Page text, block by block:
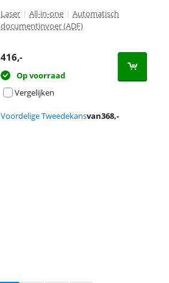
Laser | All-in-one | Automatisch
documentinvoer (ADF)
416,-
Op voorraad
Vergelijken
Voordelige Tweedekansvan368,-